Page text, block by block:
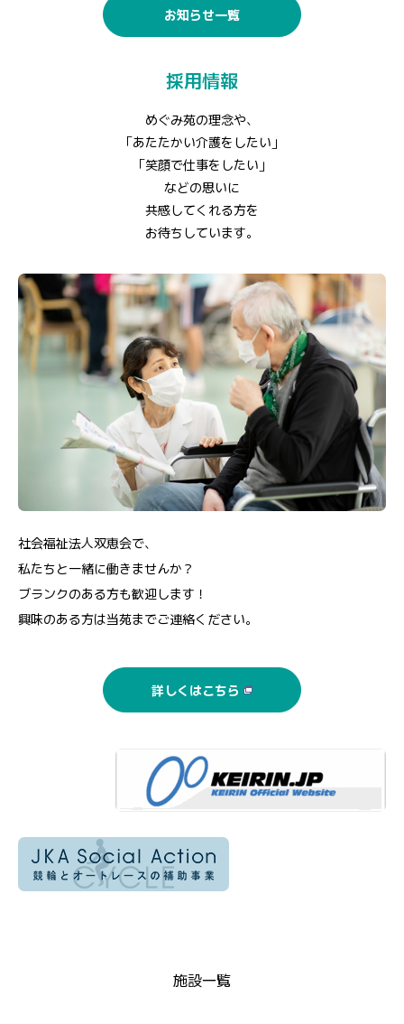
お知らせ一覧
採用情報
めぐみ苑の理念や、
「あたたかい介護をしたい」
「笑顔で仕事をしたい」
などの思いに
共感してくれる方を
お待ちしています。
社会福祉法人双恵会で、
私たちと一緒に働きませんか？
ブランクのある方も歓迎します！
興味のある方は当苑までご連絡ください。
詳しくはこちら
施設一覧